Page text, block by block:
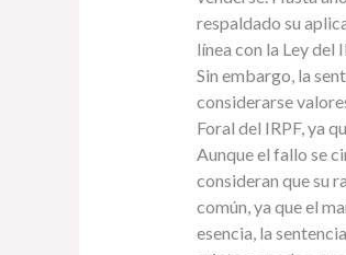
respaldado su
línea con la Ley del
Sin embargo, la
considerarse
Foral del IRPF, ya
Aunque el fallo se
consideran que su
común, ya que el
esencia, la